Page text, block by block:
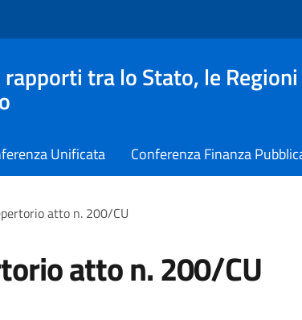
tra lo Stato, le
Unificata Conferenza Finanza
atto n. 200/CU
atto n. 200/CU